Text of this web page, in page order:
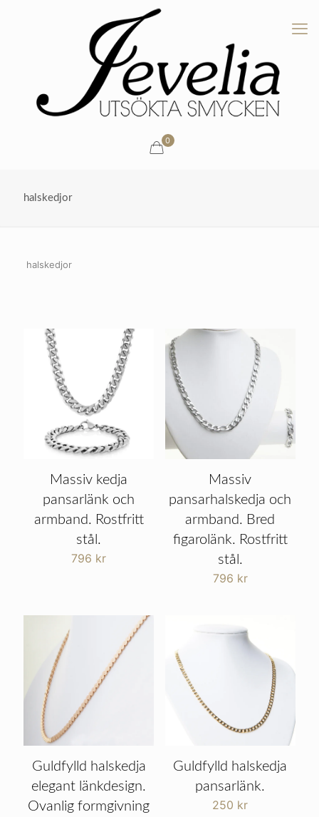
0
halskedjor
halskedjor
Massiv kedja
pansarlänk och
armband. Rostfritt
stål.
796 kr
Massiv
pansarhalskedja och
armband. Bred
figarolänk. Rostfritt
stål.
796 kr
Guldfylld halskedja
elegant länkdesign.
Ovanlig formgivning
Guldfylld halskedja
pansarlänk.
250 kr